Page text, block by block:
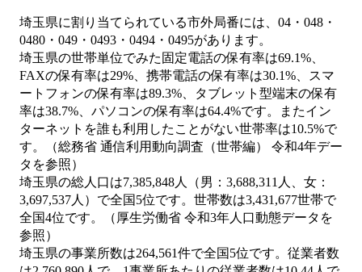
埼玉県に割り当てられている市外局番には、04・048・
0480・049・0493・0494・0495があります。
埼玉県の世帯単位でみた固定電話の保有率は69.1%、
FAXの保有率は29%、携帯電話の保有率は30.1%、スマ
ートフォンの保有率は89.3%、タブレット型端末の保有
率は38.7%、パソコンの保有率は64.4%です。またイン
ターネットを誰も利用したことがない世帯率は10.5%で
す。（総務省 通信利用動向調査（世帯編） 令和4年デー
タを参照）
埼玉県の総人口は7,385,848人（男：3,688,311人、女：
3,697,537人）で全国5位です。世帯数は3,431,677世帯で
全国4位です。（厚生労働省 令和3年人口動態データを
参照）
埼玉県の事業所数は264,561件で全国5位です。従業者数